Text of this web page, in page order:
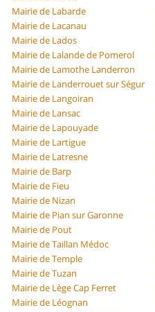
Mairie de Labarde
Mairie de Lacanau
Mairie de Lados
Mairie de Lalande de Pomerol
Mairie de Lamothe Landerron
Mairie de Landerrouet sur Ségur
Mairie de Langoiran
Mairie de Lansac
Mairie de Lapouyade
Mairie de Lartigue
Mairie de Latresne
Mairie de Barp
Mairie de Fieu
Mairie de Nizan
Mairie de Pian sur Garonne
Mairie de Pout
Mairie de Taillan Médoc
Mairie de Temple
Mairie de Tuzan
Mairie de Lège Cap Ferret
Mairie de Léognan